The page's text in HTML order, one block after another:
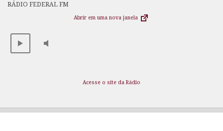
RÁDIO FEDERAL FM
Abrir em uma nova janela
Acesse o site da Rádio